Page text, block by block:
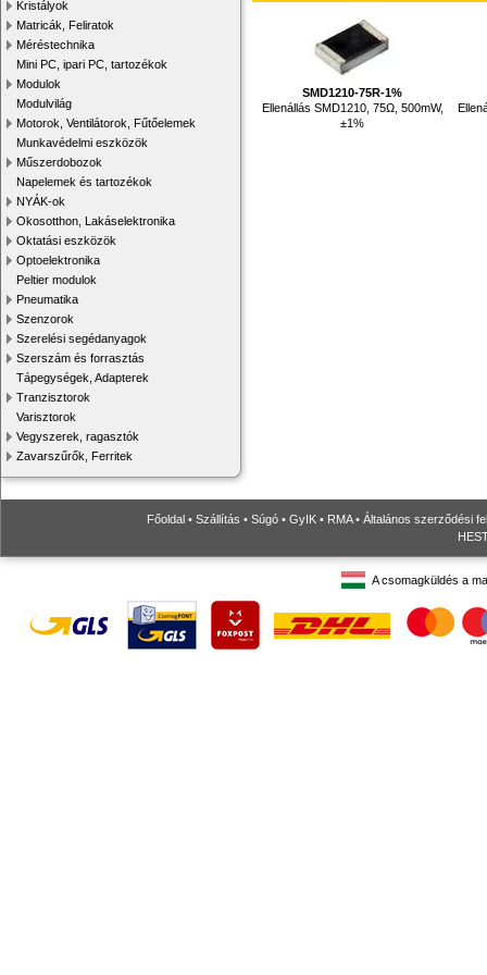
Kristályok
Matricák, Feliratok
Méréstechnika
Mini PC, ipari PC, tartozékok
Modulok
Modulvilág
Motorok, Ventilátorok, Fűtőelemek
Munkavédelmi eszközök
Műszerdobozok
Napelemek és tartozékok
NYÁK-ok
Okosotthon, Lakáselektronika
Oktatási eszközök
Optoelektronika
Peltier modulok
Pneumatika
Szenzorok
Szerelési segédanyagok
Szerszám és forrasztás
Tápegységek, Adapterek
Tranzisztorok
Varisztorok
Vegyszerek, ragasztók
Zavarszűrők, Ferritek
SMD1210-75R-1%
Ellenállás SMD1210, 75Ω, 500mW,
±1%
Főoldal • Szállítás • Súgó • GyIK • RMA• Általános szerződési
A csomagküldés a